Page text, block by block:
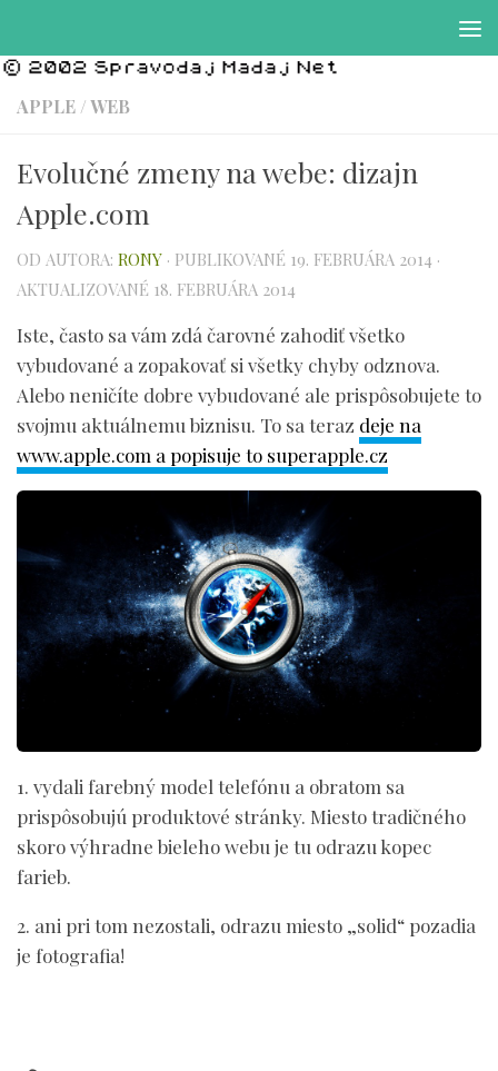
APPLE /WEB
Evolučné zmeny na webe: dizajn
Apple.com
OD AUTORA: RONY · PUBLIKOVANÉ 19. FEBRUÁRA 2014 ·
AKTUALIZOVANÉ 18. FEBRUÁRA 2014
Iste, často sa vám zdá čarovné zahodiť všetko
vybudované a zopakovať si všetky chyby odznova.
Alebo neničíte dobre vybudované ale prispôsobujete to
svojmu aktuálnemu biznisu. To sa teraz deje na
www.apple.com a popisuje to superapple.cz
1. vydali farebný model telefónu a obratom sa
prispôsobujú produktové stránky. Miesto tradičného
skoro výhradne bieleho webu je tu odrazu kopec
farieb.
2. ani pri tom nezostali, odrazu miesto „solid“ pozadia
je fotografia!